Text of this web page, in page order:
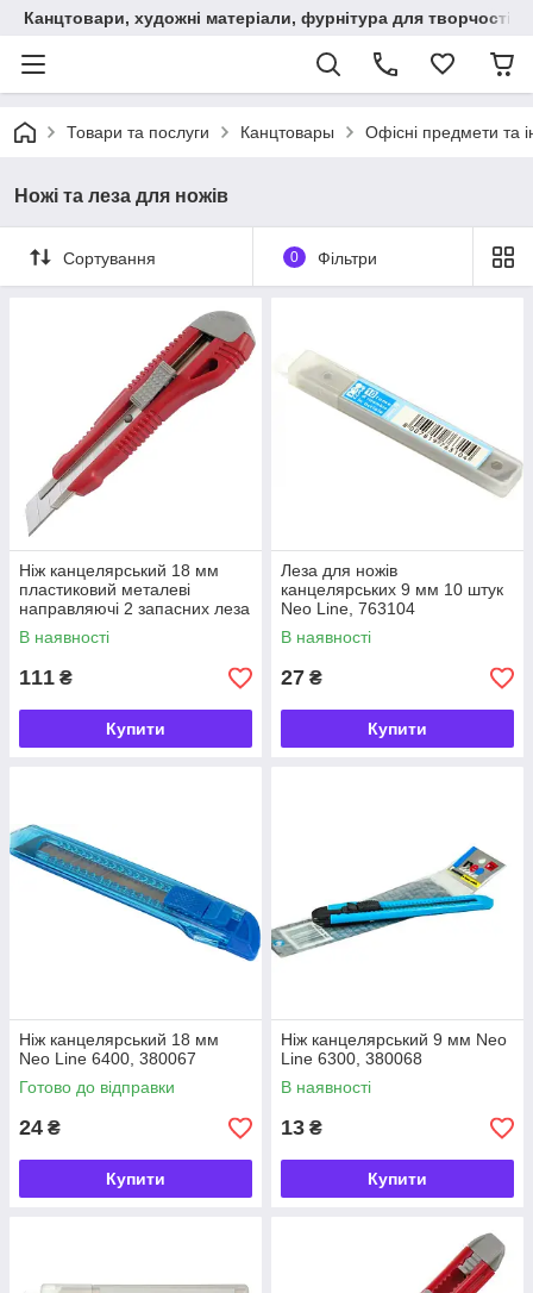
Канцтовари, художні матеріали, фурнітура для творчості
Товари та послуги Канцтовары Офісні предмети та
Ножі та леза для ножів
Сортування 0 Фільтри
Ніж канцелярський 18 мм
пластиковий металеві
направляючі 2 запасних леза
Axent 6602-A, 04993
В наявності
111 ₴
Купити
Леза для ножів
канцелярських 9 мм 10 штук
Neo Line, 763104
В наявності
27 ₴
Купити
Ніж канцелярський 18 мм
Neo Line 6400, 380067
Готово до відправки
24 ₴
Купити
Ніж канцелярський 9 мм Neo
Line 6300, 380068
В наявності
13 ₴
Купити